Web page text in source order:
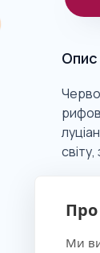
Ми
Опис